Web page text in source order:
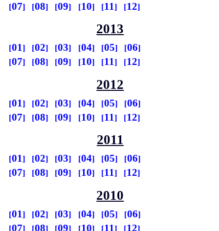
07
08 09 10 11 12
2013
01 02 03 04 05
06
07
08 09 10 11 12
2012
01 02 03 04 05
06
07
08 09 10 11 12
2011
01 02 03 04 05
06
07
08 09 10 11 12
2010
01 02 03 04 05
06
07
08 09 10 11 12